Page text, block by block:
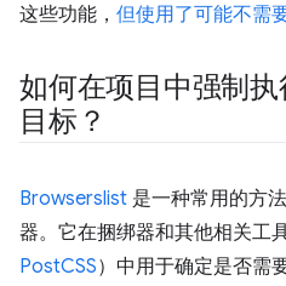
这些功能， 但使用了可能不需
如何在项目中强制
目标？
Browserslist 是一种常用的方
器。它在捆绑器和其他相关工
PostCSS）中用于确定是否需